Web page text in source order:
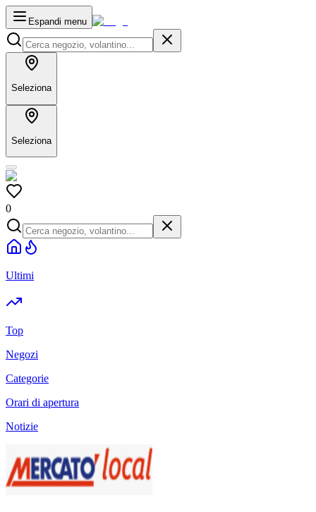
Espandi menu
Seleziona
Seleziona
0
Ultimi
Top
Negozi
Categorie
Orari di apertura
Notizie